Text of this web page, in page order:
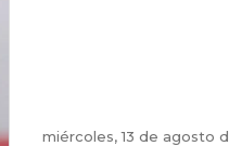
miércoles, 13 de agosto